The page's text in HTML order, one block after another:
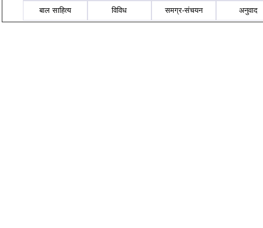
बाल साहित्य विविध समग्र-संचयन अनुवाद